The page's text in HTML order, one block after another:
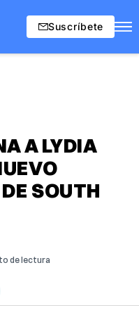
Suscríbete
A LYDIA
SOUTH
de lectura